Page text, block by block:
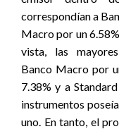
correspondían a
Macro por un
vista, las
Banco Macro por
7.38% y a
instrumentos
uno. En tanto, el